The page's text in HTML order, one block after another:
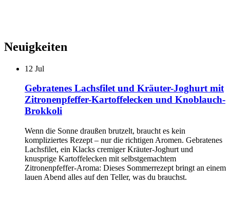
Neuigkeiten
12 Jul
Gebratenes Lachsfilet und Kräuter-Joghurt mit
Zitronenpfeffer-Kartoffelecken und Knoblauch-
Brokkoli
Wenn die Sonne draußen brutzelt, braucht es kein
kompliziertes Rezept – nur die richtigen Aromen. Gebratenes
Lachsfilet, ein Klacks cremiger Kräuter-Joghurt und
knusprige Kartoffelecken mit selbstgemachtem
Zitronenpfeffer-Aroma: Dieses Sommerrezept bringt an einem
lauen Abend alles auf den Teller, was du brauchst.